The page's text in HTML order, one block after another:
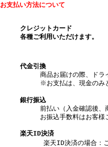
お支払い方法について
クレジットカード
各種ご利用いただけます。
代金引換
商品お届けの際、ドラ
※お支払は、現金のみ
銀行振込
前払い（入金確認後、
お振込手数料はお客様
楽天ID決済
楽天ID決済の場合：ご利